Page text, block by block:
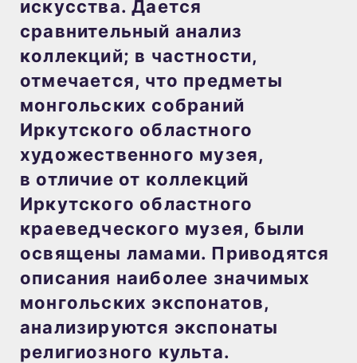
искусства. Дается
сравнительный анализ
коллекций; в частности,
отмечается, что предметы
монгольских собраний
Иркутского областного
художественного музея,
в отличие от коллекций
Иркутского областного
краеведческого музея, были
освящены ламами. Приводятся
описания наиболее значимых
монгольских экспонатов,
анализируются экспонаты
религиозного культа.